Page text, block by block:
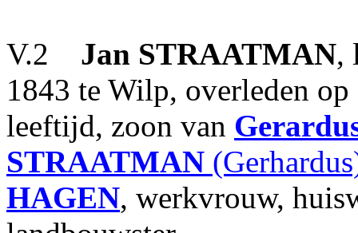
V.2 Jan STRAATMAN,
1843 te Wilp, overleden
leeftijd, zoon van
STRAATMAN
HAGEN, werkvrouw,